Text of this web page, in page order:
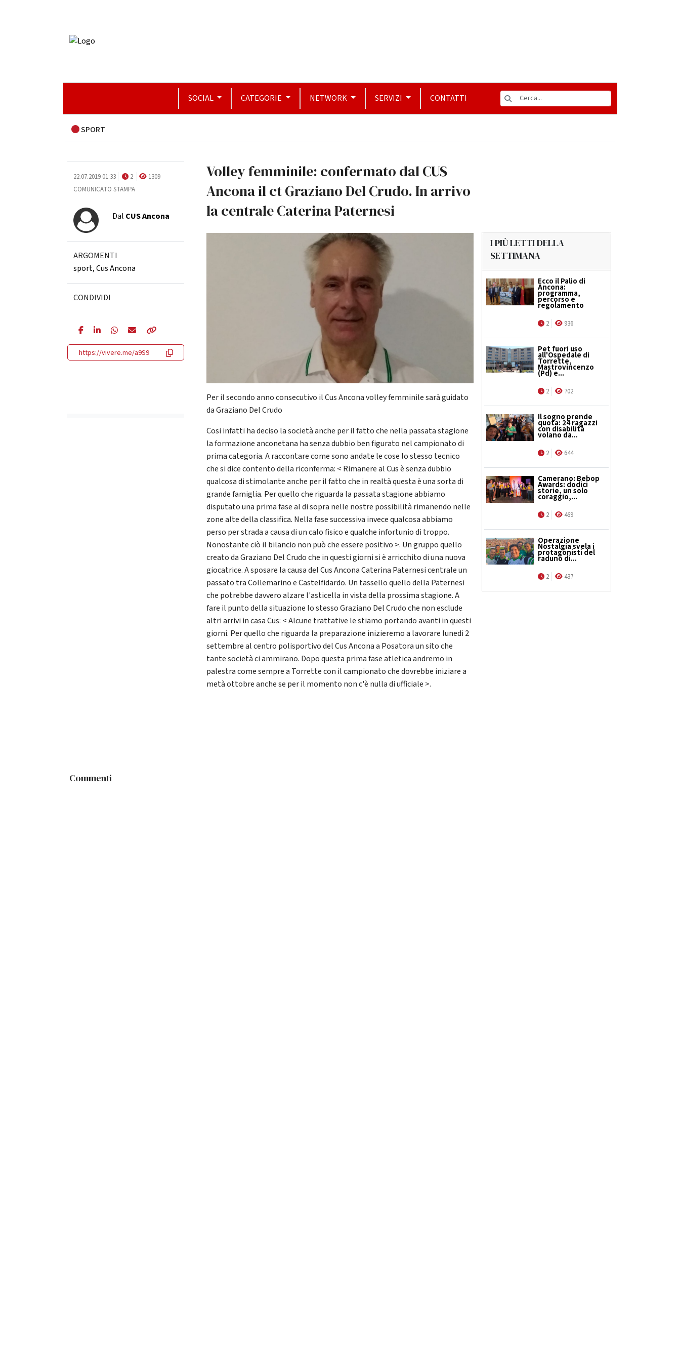
SOCIAL CATEGORIE NETWORK SERVIZI CONTATTI
SPORT
22.07.2019 01:33 2
1309
COMUNICATO STAMPA
Dal CUS Ancona
ARGOMENTI
sport,Cus Ancona
CONDIVIDI
https://vivere.me/a9S9
Volley femminile: confermato dal CUS
Ancona il ct Graziano Del Crudo. In arrivo
la centrale Caterina Paternesi
Per il secondo anno consecutivo il Cus Ancona volley femminile sarà guidato
da Graziano Del Crudo
Cosi infatti ha deciso la società anche per il fatto che nella passata stagione
la formazione anconetana ha senza dubbio ben figurato nel campionato di
prima categoria. A raccontare come sono andate le cose lo stesso tecnico
che si dice contento della riconferma: < Rimanere al Cus è senza dubbio
qualcosa di stimolante anche per il fatto che in realtà questa è una sorta di
grande famiglia. Per quello che riguarda la passata stagione abbiamo
disputato una prima fase al di sopra nelle nostre possibilità rimanendo nelle
zone alte della classifica. Nella fase successiva invece qualcosa abbiamo
perso per strada a causa di un calo fisico e qualche infortunio di troppo.
Nonostante ciò il bilancio non può che essere positivo >. Un gruppo quello
creato da Graziano Del Crudo che in questi giorni si è arricchito di una nuova
giocatrice. A sposare la causa del Cus Ancona Caterina Paternesi centrale un
passato tra Collemarino e Castelfidardo. Un tassello quello della Paternesi
che potrebbe davvero alzare l'asticella in vista della prossima stagione. A
fare il punto della situazione lo stesso Graziano Del Crudo che non esclude
altri arrivi in casa Cus: < Alcune trattative le stiamo portando avanti in questi
giorni. Per quello che riguarda la preparazione inizieremo a lavorare lunedi 2
settembre al centro polisportivo del Cus Ancona a Posatora un sito che
tante società ci ammirano. Dopo questa prima fase atletica andremo in
palestra come sempre a Torrette con il campionato che dovrebbe iniziare a
metà ottobre anche se per il momento non c'è nulla di ufficiale >.
I PIÙ LETTI DELLA
SETTIMANA
Ecco il Palio di
Ancona:
programma,
percorso e
regolamento
2 936
Pet fuori uso
all'Ospedale di
Torrette,
Mastrovincenzo
(Pd) e...
2 702
Il sogno prende
quota: 24 ragazzi
con disabilità
volano da...
2 644
Camerano: Bebop
Awards: dodici
storie, un solo
coraggio,...
2 469
Operazione
Nostalgia svela i
protagonisti del
raduno di...
2 437
Commenti